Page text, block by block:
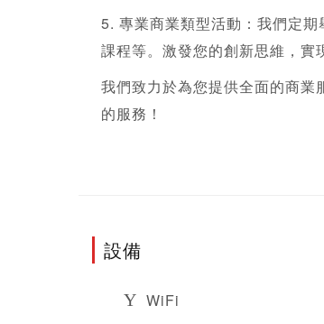
5. 專業商業類型活動：我們定
課程等。激發您的創新思維，實
我們致力於為您提供全面的商業
的服務！
設備
WiFi